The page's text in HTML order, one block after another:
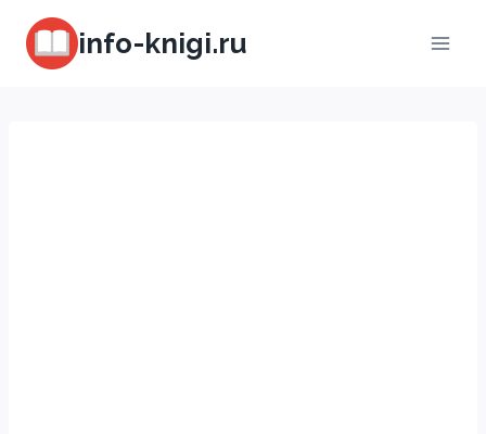
Перейти
содержимому
info-knigi.ru